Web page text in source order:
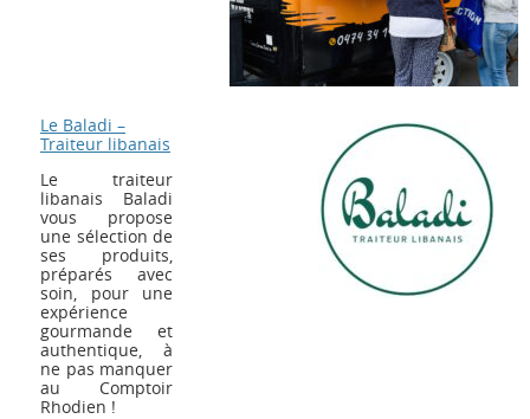
Le Baladi –
Traiteur libanais
Le traiteur
libanais Baladi
vous propose
une sélection de
ses produits,
préparés avec
soin, pour une
expérience
gourmande et
authentique, à
ne pas manquer
au Comptoir
Rhodien !